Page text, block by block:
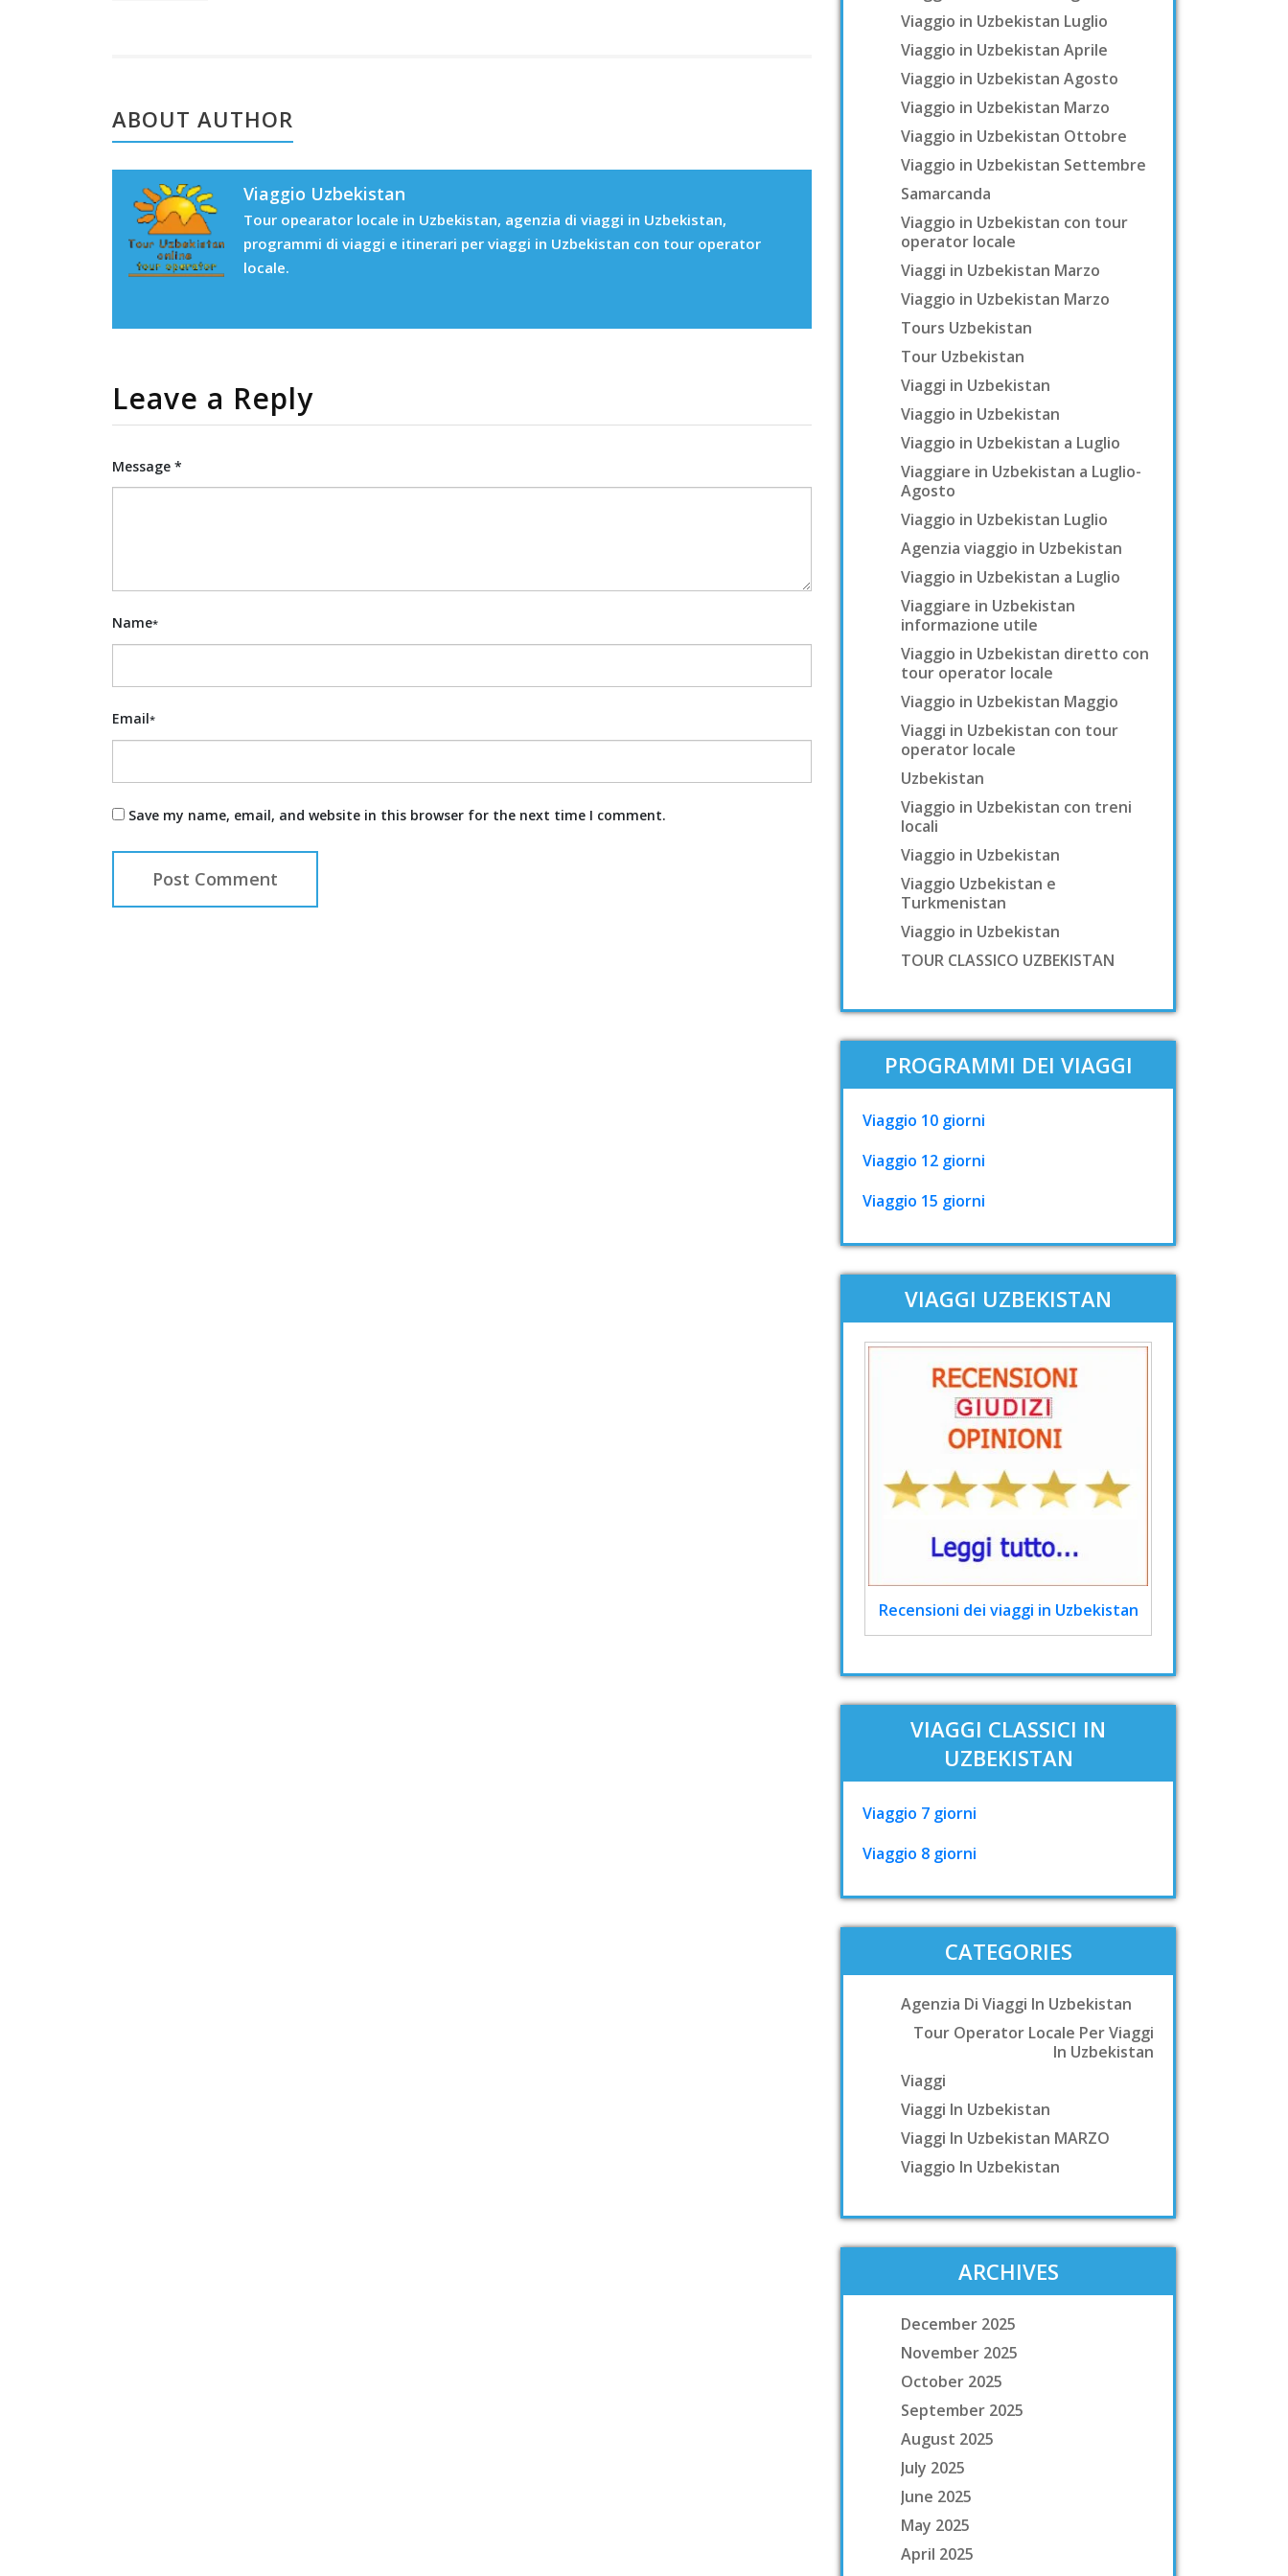
ABOUT AUTHOR
Viaggio Uzbekistan
Tour opearator locale in Uzbekistan, agenzia di viaggi in Uzbekistan,
programmi di viaggi e itinerari per viaggi in Uzbekistan con tour operator
locale.
Leave a Reply
Message *
Name*
Email*
Save my name, email, and website in this browser for the next time I comment.
Viaggio in Uzbekistan Luglio
Viaggio in Uzbekistan Aprile
Viaggio in Uzbekistan Agosto
Viaggio in Uzbekistan Marzo
Viaggio in Uzbekistan Ottobre
Viaggio in Uzbekistan Settembre
Samarcanda
Viaggio in Uzbekistan con tour
operator locale
Viaggi in Uzbekistan Marzo
Viaggio in Uzbekistan Marzo
Tours Uzbekistan
Tour Uzbekistan
Viaggi in Uzbekistan
Viaggio in Uzbekistan
Viaggio in Uzbekistan a Luglio
Viaggiare in Uzbekistan a Luglio-
Agosto
Viaggio in Uzbekistan Luglio
Agenzia viaggio in Uzbekistan
Viaggio in Uzbekistan a Luglio
Viaggiare in Uzbekistan
informazione utile
Viaggio in Uzbekistan diretto con
tour operator locale
Viaggio in Uzbekistan Maggio
Viaggi in Uzbekistan con tour
operator locale
Uzbekistan
Viaggio in Uzbekistan con treni
locali
Viaggio in Uzbekistan
Viaggio Uzbekistan e
Turkmenistan
Viaggio in Uzbekistan
TOUR CLASSICO UZBEKISTAN
PROGRAMMI DEI VIAGGI
Viaggio 10 giorni
Viaggio 12 giorni
Viaggio 15 giorni
VIAGGI UZBEKISTAN
Recensioni dei viaggi in Uzbekistan
VIAGGI CLASSICI IN
UZBEKISTAN
Viaggio 7 giorni
Viaggio 8 giorni
CATEGORIES
Agenzia Di Viaggi In Uzbekistan
Tour Operator Locale Per Viaggi
In Uzbekistan
Viaggi
Viaggi In Uzbekistan
Viaggi In Uzbekistan MARZO
Viaggio In Uzbekistan
ARCHIVES
December 2025
November 2025
October 2025
September 2025
August 2025
July 2025
June 2025
May 2025
April 2025